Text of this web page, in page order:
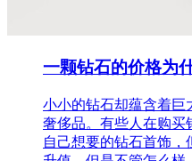
一颗钻石的价格为
小小的钻石却蕴含着巨
奢侈品。有些人在购买
自己想要的钻石首饰